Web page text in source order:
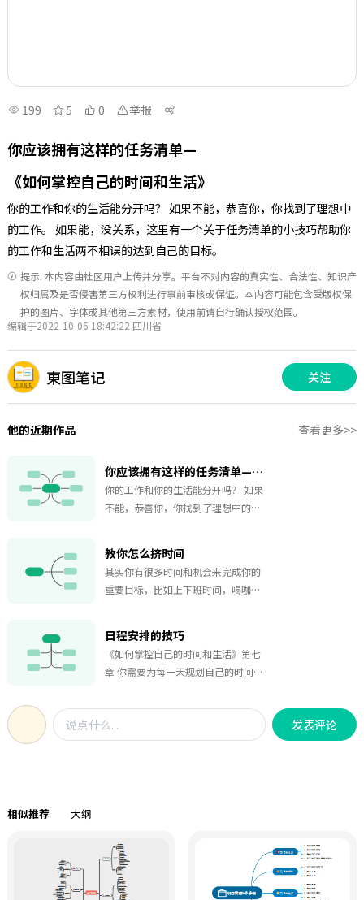
199 5 0 举报
你应该拥有这样的任务清单—
《如何掌控自己的时间和生活》
你的工作和你的生活能分开吗？ 如果不能，恭喜你，你找到了理想中
的工作。 如果能，没关系，这里有一个关于任务清单的小技巧帮助你
的工作和生活两不相误的达到自己的目标。
提示: 本内容由社区用户上传并分享。平台不对内容的真实性、合法性、知识产
权归属及是否侵害第三方权利进行事前审核或保证。本内容可能包含受版权保
护的图片、字体或其他第三方素材，使用前请自行确认授权范围。
编辑于2022-10-06 18:42:22 四川省
東图笔记 关注
他的近期作品 查看更多>>
你应该拥有这样的任务清单—《如何掌控自己的时间和生活》
你的工作和你的生活能分开吗？ 如果
不能，恭喜你，你找到了理想中的工
生活两不相误的达到自己的目标。
教你怎么挤时间
其实你有很多时间和机会来完成你的
重要目标，比如上下班时间，喝咖啡
分的力量。
日程安排的技巧
《如何掌控自己的时间和生活》第七
章 你需要为每一天规划自己的时间，
作，这里有一些技巧可以帮助你： 1、
适合做规划的时间； 2、用日程安排清
单来为自己做规划； 3、合理的记录自
发表评论
相似推荐 大纲